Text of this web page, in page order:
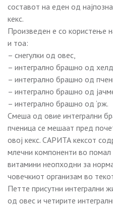
составот на еден од
кекс.
Произведен е со користење
и тоа:
– снегулки од овес,
– интегрално брашно од
– интегрално брашно од
– интегрално брашно од
– интегрално брашно од ‘рж.
Смеша од овие интегрални
пченица се мешаат пред
овој кекс. САРИТА кексот
млечни компоненти во
витамини неопходни за
човечкиот организам во
Петте присутни интегрални
од овес и четирите